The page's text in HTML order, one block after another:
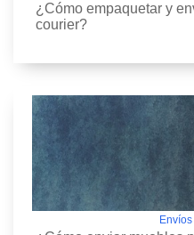
¿Cómo empaquetar y
courier?